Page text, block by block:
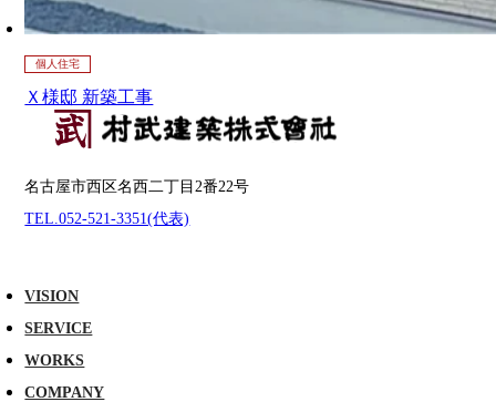
個人住宅
Ｘ様邸 新築工事
名古屋市西区名西二丁目2番22号
TEL.052-521-3351(代表)
VISION
SERVICE
WORKS
COMPANY